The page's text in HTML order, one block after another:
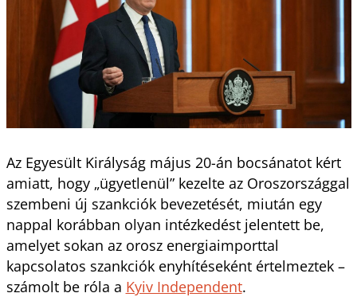
Az Egyesült Királyság május 20-án bocsánatot kért
amiatt, hogy „ügyetlenül” kezelte az Oroszországgal
szembeni új szankciók bevezetését, miután egy
nappal korábban olyan intézkedést jelentett be,
amelyet sokan az orosz energiaimporttal
kapcsolatos szankciók enyhítéseként értelmeztek –
számolt be róla a Kyiv Independent.